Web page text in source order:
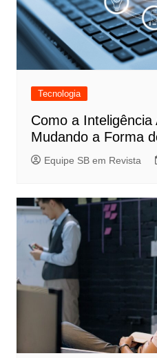
Tecnologia
Como a Inteligência
Mudando a Forma
Equipe SB em Revista